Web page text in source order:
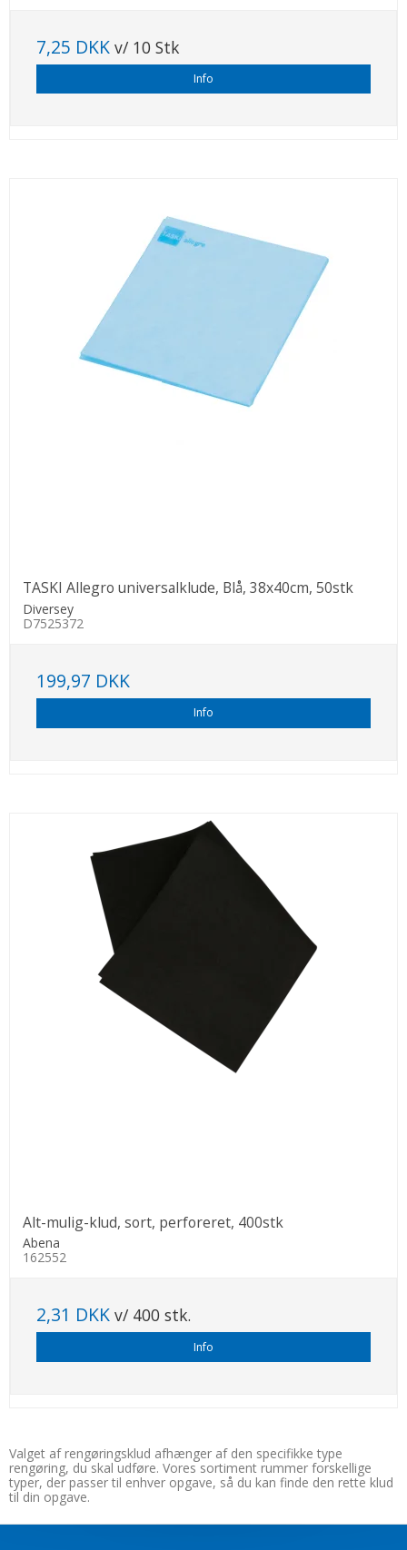
7,25 DKK v/ 10 Stk
Info
TASKI Allegro universalklude, Blå, 38x40cm, 50stk
Diversey
D7525372
199,97 DKK
Info
Alt-mulig-klud, sort, perforeret, 400stk
Abena
162552
2,31 DKK v/ 400 stk.
Info
Valget af rengøringsklud afhænger af den specifikke type
rengøring, du skal udføre. Vores sortiment rummer forskellige
typer, der passer til enhver opgave, så du kan finde den rette klud
til din opgave.